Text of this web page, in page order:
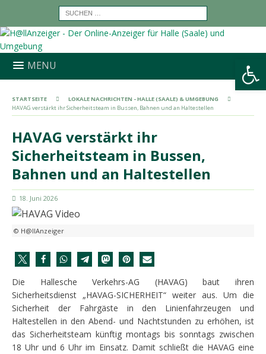
Werkzeugleiste öffnen
MENU
STARTSEITE
LOKALE NACHRICHTEN - HALLE (SAALE) & UMGEBUNG
HAVAG verstärkt ihr Sicherheitsteam in Bussen, Bahnen und an Haltestellen
HAVAG verstärkt ihr
Sicherheitsteam in Bussen,
Bahnen und an Haltestellen
18. Juni 2026
© H@llAnzeiger
Die Hallesche Verkehrs-AG (HAVAG) baut ihren
Sicherheitsdienst „HAVAG-SICHERHEIT“ weiter aus. Um die
Sicherheit der Fahrgäste in den Linienfahrzeugen und
Haltestellen in den Abend- und Nachtstunden zu erhöhen, ist
das Sicherheitsteam künftig montags bis sonntags zwischen
18 Uhr und 6 Uhr im Einsatz. Damit schließt die HAVAG eine